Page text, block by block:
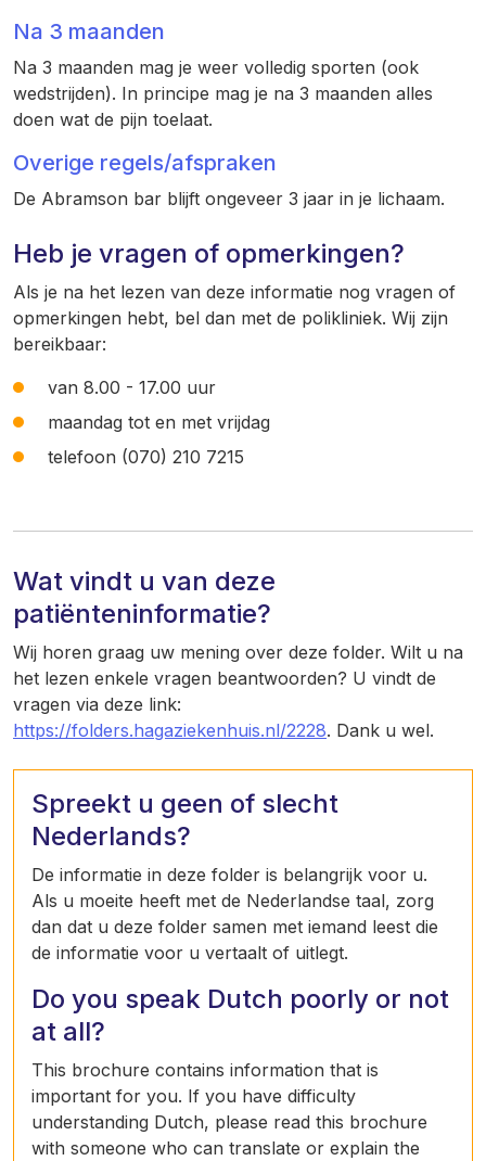
Na 3 maanden
Na 3 maanden mag je weer volledig sporten (ook
wedstrijden). In principe mag je na 3 maanden alles
doen wat de pijn toelaat.
Overige regels/afspraken
De Abramson bar blijft ongeveer 3 jaar in je lichaam.
Heb je vragen of opmerkingen?
Als je na het lezen van deze informatie nog vragen of
opmerkingen hebt, bel dan met de polikliniek. Wij zijn
bereikbaar:
van 8.00 - 17.00 uur
maandag tot en met vrijdag
telefoon (070) 210 7215
Wat vindt u van deze
patiënteninformatie?
Wij horen graag uw mening over deze folder. Wilt u na
het lezen enkele vragen beantwoorden? U vindt de
vragen via deze link:
https://folders.hagaziekenhuis.nl/2228. Dank u wel.
Spreekt u geen of slecht
Nederlands?
De informatie in deze folder is belangrijk voor u.
Als u moeite heeft met de Nederlandse taal, zorg
dan dat u deze folder samen met iemand leest die
de informatie voor u vertaalt of uitlegt.
Do you speak Dutch poorly or not
at all?
This brochure contains information that is
important for you. If you have difficulty
understanding Dutch, please read this brochure
with someone who can translate or explain the